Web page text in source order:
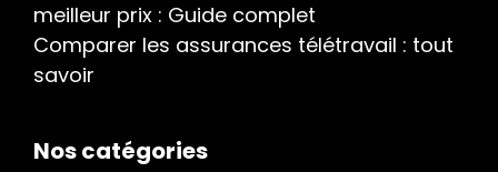
meilleur prix : Guide complet
Comparer les assurances télétravail : tout
savoir
Nos catégories